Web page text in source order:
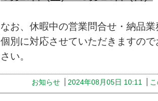
なお、休暇中の営業問合せ・納品
個別に対応させていただきますの
さい。
お知らせ 2024年08月05日 10:11